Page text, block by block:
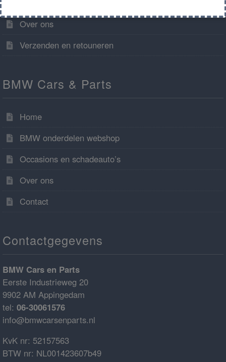
Over ons
Verzenden en retouneren
BMW Cars & Parts
Home
BMW onderdelen webshop
Occasions en schadeauto’s
Over ons
Contact
Contactgegevens
BMW Cars en Parts
Eerste Industrieweg 20
9902 AM Appingedam
tel: 06-30061576
info@bmwcarsenparts.nl
KvK nr: 52157563
BTW nr: NL001423607b49